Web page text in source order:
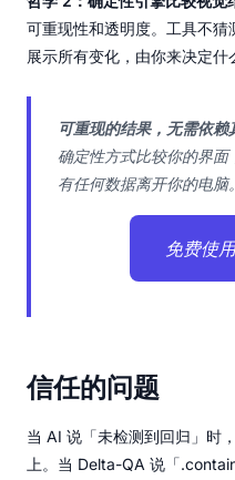
可重现性和透明度。工具不
展示所有变化，由你来决定什
可重现的结果，无需依赖
确定性方式比较你的界
有任何数据离开你的电脑。
免费使
信任的问题
当 AI 说「未检测到回归」时
上。当 Delta-QA 说「